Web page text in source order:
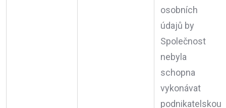
osobních
údajů by
Společnost
nebyla
schopna
vykonávat
podnikatelskou